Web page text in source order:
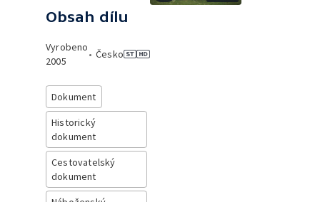
Obsah dílu
Vyrobeno
2005
• Česko
Dokument
Historický
dokument
Cestovatelský
dokument